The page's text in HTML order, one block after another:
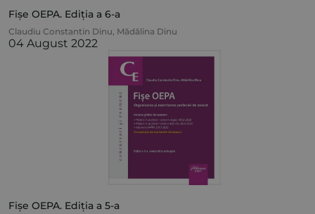
Fișe OEPA. Ediția a 6-a
Claudiu Constantin Dinu, Mădălina Dinu
04 August 2022
Fișe OEPA. Ediția a 5-a